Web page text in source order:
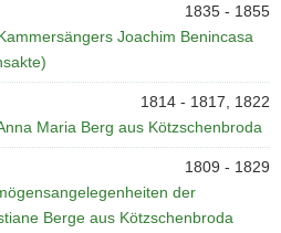
1835 - 1855
Joachim Benincasa
1814 - 1817, 1822
Maria Berg aus Kötzschenbroda
1809 - 1829
der
Berge aus Kötzschenbroda